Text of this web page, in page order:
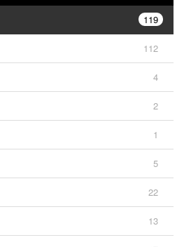
119
112
4
2
1
5
22
13